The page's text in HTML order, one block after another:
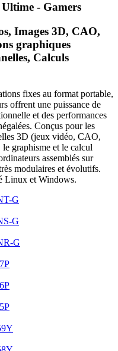
Ultime - Gamers
Images 3D, CAO,
graphiques
Calculs
fixes au format portable,
offrent une puissance de
et des performances
Conçus pour les
3D (jeux vidéo, CAO,
le graphisme et le calcul
assemblés sur
modulaires et évolutifs.
Linux et Windows.
G
G
G